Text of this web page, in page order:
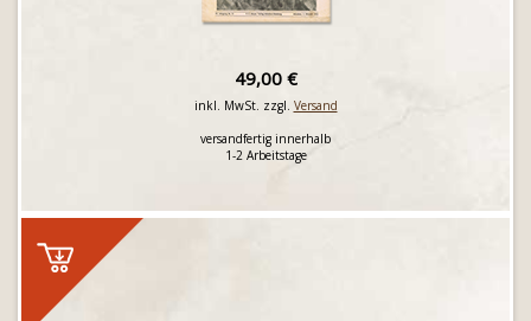
49,00 €
inkl. MwSt. zzgl. Versand
versandfertig innerhalb
1-2 Arbeitstage